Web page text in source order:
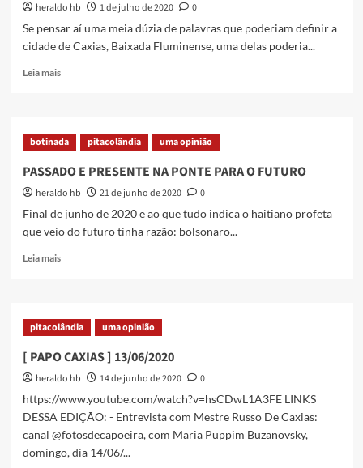
heraldo hb 1 de julho de 2020
0
Se pensar aí uma meia dúzia de palavras que poderiam definir a
cidade de Caxias, Baixada Fluminense, uma delas poderia...
Leia maisRead
NÃO
É
NA
LÍDER
MAGAZINE
botinada pitacolândia uma opinião
PASSADO E PRESENTE NA PONTE PARA O FUTURO
heraldo hb 21 de junho de 2020
0
Final de junho de 2020 e ao que tudo indica o haitiano profeta
que veio do futuro tinha razão: bolsonaro...
Leia maisRead
E
PRESENTE
PONTE
PARA
FUTURO
pitacolândia uma opinião
[ PAPO CAXIAS ] 13/06/2020
heraldo hb 14 de junho de 2020
0
https://www.youtube.com/watch?v=hsCDwL1A3FE LINKS
DESSA EDIÇÃO: - Entrevista com Mestre Russo De Caxias:
canal @fotosdecapoeira, com Maria Puppim Buzanovsky,
domingo, dia 14/06/...